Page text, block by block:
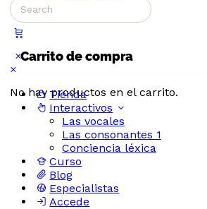
Carrito de compra
No hay productos en el carrito.
for:
Tienda
Interactivos
Las vocales
Las consonantes 1
Conciencia léxica
Curso
Blog
Especialistas
Accede